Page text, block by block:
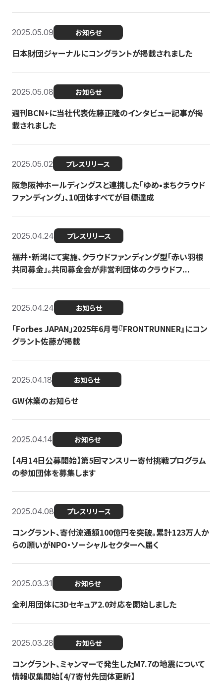
2025.05.09 お知らせ
日本財団ジャーナルにコングラントが掲載されました
2025.05.08 お知らせ
週刊BCN+に当社代表佐藤正隆のインタビュー記事が掲
載されました
2025.05.02 プレスリリース
阪急阪神ホールディングスと連携した「ゆめ•まちクラウド
ファンディング」、10団体すべてが目標達成
2025.04.24 プレスリリース
福井・新潟にて実施、クラウドファンディング型「赤い羽根
共同募金」。共同募金会が非営利団体のクラウドフ...
2025.04.24 お知らせ
「Forbes JAPAN」2025年6月号『FRONTRUNNER』にコン
グラント佐藤が掲載
2025.04.18 お知らせ
GW休業のお知らせ
2025.04.14 お知らせ
【4月14日公募開始】第5回マンスリー寄付挑戦プログラム
の参加団体を募集します
2025.04.08 プレスリリース
コングラント、寄付流通額100億円を突破。累計123万人か
らの願いがNPO・ソーシャルセクターへ届く
2025.03.31 お知らせ
全利用団体に3Dセキュア2.0対応を開始しました
2025.03.28 お知らせ
コングラント、ミャンマーで発生したM7.7の地震について
情報収集開始【4/7寄付先団体更新】